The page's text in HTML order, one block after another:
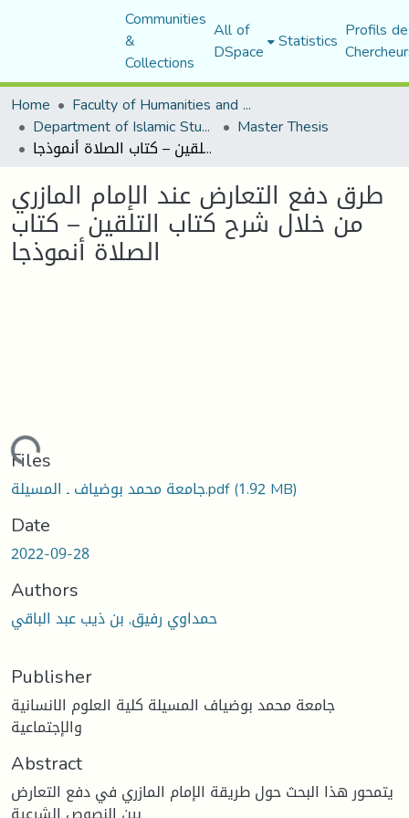
Communities
&
Collections
All of
DSpace Statistics Profils
Home
Faculty of Humanities and Social Sciences
Department of Islamic Studies Master Thesis
طرق دفع التعارض عند الإمام المازري من خلال شرح كتاب التلقين – كتاب الصلاة أنموذجا
طرق دفع التعارض عند الإمام المازري
من خلال شرح كتاب التلقين – كتاب
الصلاة أنموذجا
Loading...
Files
جامعة محمد بوضياف ـ المسيلة.pdf(1.92 MB)
Date
2022-09-28
Authors
حمداوي رفيق, بن ذيب عبد الباقي
Publisher
جامعة محمد بوضياف المسيلة كلية العلوم الانسانية
والإجتماعية
Abstract
يتمحور هذا البحث حول طريقة الإمام المازري في دفع التعارض